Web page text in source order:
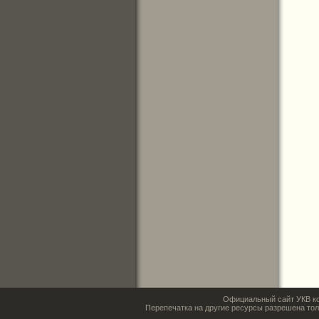
Официальный сайт УКВ
Перепечатка на другие ресурсы разрешена